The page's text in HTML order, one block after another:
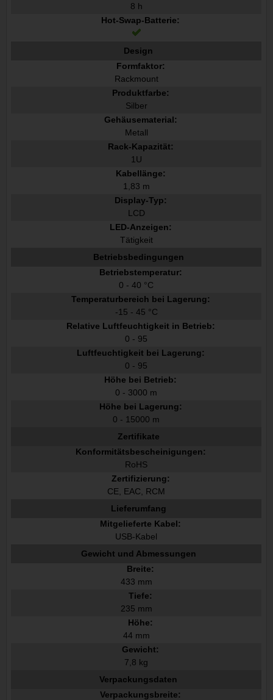
8 h
Hot-Swap-Batterie:
Design
Formfaktor:
Rackmount
Produktfarbe:
Silber
Gehäusematerial:
Metall
Rack-Kapazität:
1U
Kabellänge:
1,83 m
Display-Typ:
LCD
LED-Anzeigen:
Tätigkeit
Betriebsbedingungen
Betriebstemperatur:
0 - 40 °C
Temperaturbereich bei Lagerung:
-15 - 45 °C
Relative Luftfeuchtigkeit in Betrieb:
0 - 95
Luftfeuchtigkeit bei Lagerung:
0 - 95
Höhe bei Betrieb:
0 - 3000 m
Höhe bei Lagerung:
0 - 15000 m
Zertifikate
Konformitätsbescheinigungen:
RoHS
Zertifizierung:
CE, EAC, RCM
Lieferumfang
Mitgelieferte Kabel:
USB-Kabel
Gewicht und Abmessungen
Breite:
433 mm
Tiefe:
235 mm
Höhe:
44 mm
Gewicht:
7,8 kg
Verpackungsdaten
Verpackungsbreite: